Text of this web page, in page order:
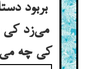
بربود
می‌زد کی
کی چه